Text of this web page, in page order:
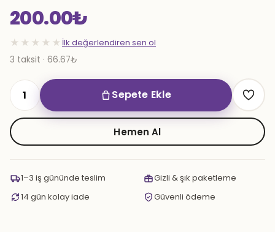
200.00₺
★★★★★ İlk değerlendiren sen ol
3 taksit · 66.67₺
Lüx
Buz
Marpuç
Kırmızı
Sepete Ekle
Hemen Al
1–3 iş gününde teslim
Gizli & şık paketleme
14 gün kolay iade
Güvenli ödeme